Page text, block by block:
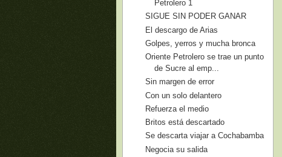
Petrolero 1
SIGUE SIN PODER GANAR
El descargo de Arias
Golpes, yerros y mucha bronca
Oriente Petrolero se trae un punto
de Sucre al emp...
Sin margen de error
Con un solo delantero
Refuerza el medio
Britos está descartado
Se descarta viajar a Cochabamba
Negocia su salida